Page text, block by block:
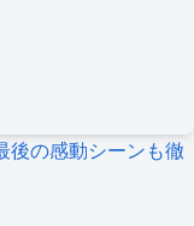
後の感動シーンも徹